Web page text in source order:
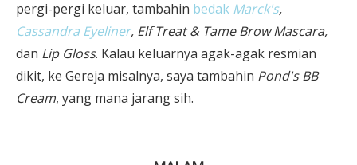
pergi-pergi keluar, tambahin bedak Marck's,
Cassandra Eyeliner, Elf Treat & Tame Brow Mascara,
dan Lip Gloss. Kalau keluarnya agak-agak resmian
dikit, ke Gereja misalnya, saya tambahin Pond's BB
Cream, yang mana jarang sih.